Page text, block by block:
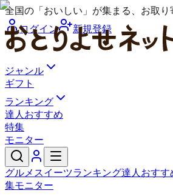
全国の「おいしい」が集まる、お取り
ログイン
新規登録
ジャンル
ギフト
ランキング
達人おすすめ
特集
モニター
グルメ スイーツランキング達人おすす
集モニター